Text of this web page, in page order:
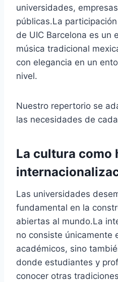
universidades,
públicas.La
de UIC Barcelona es un
música tradicional
con elegancia en un
nivel.
Nuestro repertorio se
las necesidades de
La cultura como
Las universidades
fundamental en la
abiertas al mundo.La
no consiste únicamente
académicos, sino
donde estudiantes y
conocer otras